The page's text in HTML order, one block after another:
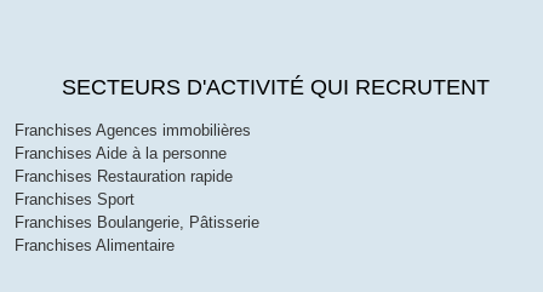
SECTEURS D'ACTIVITÉ QUI RECRUTENT
Franchises Agences immobilières
Franchises Aide à la personne
Franchises Restauration rapide
Franchises Sport
Franchises Boulangerie, Pâtisserie
Franchises Alimentaire